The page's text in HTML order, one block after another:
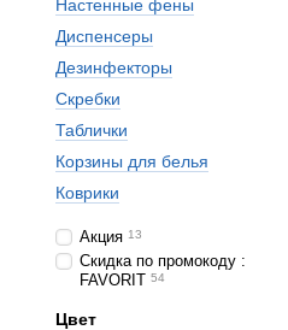
Настенные фены
Диспенсеры
Дезинфекторы
Скребки
Таблички
Корзины для белья
Коврики
Акция 13
Скидка по промокоду :
FAVORIT 54
Цвет